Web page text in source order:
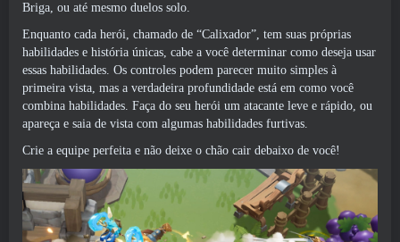
Briga, ou até mesmo duelos solo.
Enquanto cada herói, chamado de “Calixador”, tem suas próprias
habilidades e história únicas, cabe a você determinar como deseja usar
essas habilidades. Os controles podem parecer muito simples à
primeira vista, mas a verdadeira profundidade está em como você
combina habilidades. Faça do seu herói um atacante leve e rápido, ou
apareça e saia de vista com algumas habilidades furtivas.
Crie a equipe perfeita e não deixe o chão cair debaixo de você!